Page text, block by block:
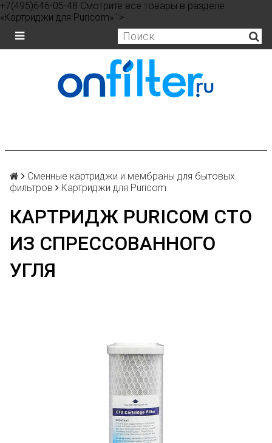
+7(495)646-05-48 Смотрите все товары в разделе
«Картриджи для Puricom» ">
Сменные картриджи и мембраны для бытовых
фильтров
Картриджи для Puricom
КАРТРИДЖ PURICOM CTO
ИЗ СПРЕССОВАННОГО
УГЛЯ